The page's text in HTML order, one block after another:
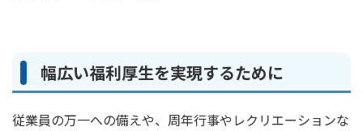
幅広い福利厚生を実現するために
従業員の万一への備えや、周年行事やレクリエーションな